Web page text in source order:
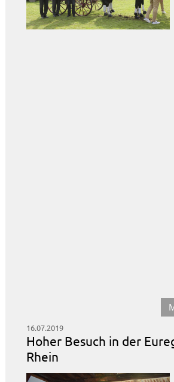
16.07.2019
Hoher Besuch in der
Rhein